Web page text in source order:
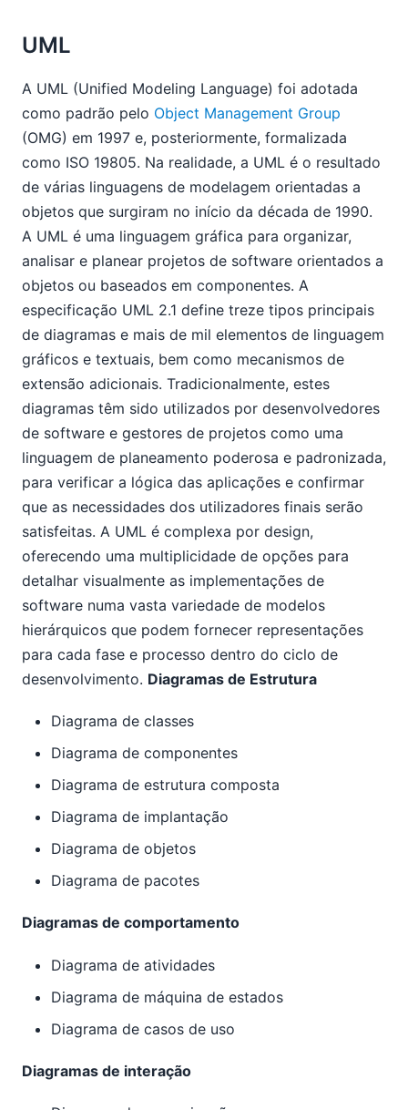
UML
A UML (Unified Modeling Language) foi adotada
como padrão pelo Object Management Group
(OMG) em 1997 e, posteriormente, formalizada
como ISO 19805. Na realidade, a UML é o resultado
de várias linguagens de modelagem orientadas a
objetos que surgiram no início da década de 1990.
A UML é uma linguagem gráfica para organizar,
analisar e planear projetos de software orientados a
objetos ou baseados em componentes. A
especificação UML 2.1 define treze tipos principais
de diagramas e mais de mil elementos de linguagem
gráficos e textuais, bem como mecanismos de
extensão adicionais. Tradicionalmente, estes
diagramas têm sido utilizados por desenvolvedores
de software e gestores de projetos como uma
linguagem de planeamento poderosa e padronizada,
para verificar a lógica das aplicações e confirmar
que as necessidades dos utilizadores finais serão
satisfeitas. A UML é complexa por design,
oferecendo uma multiplicidade de opções para
detalhar visualmente as implementações de
software numa vasta variedade de modelos
hierárquicos que podem fornecer representações
para cada fase e processo dentro do ciclo de
desenvolvimento. Diagramas de Estrutura
Diagrama de classes
Diagrama de componentes
Diagrama de estrutura composta
Diagrama de implantação
Diagrama de objetos
Diagrama de pacotes
Diagramas de comportamento
Diagrama de atividades
Diagrama de máquina de estados
Diagrama de casos de uso
Diagramas de interação